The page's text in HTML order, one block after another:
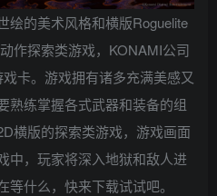
绘的美术风格和横版Roguelite
作探索类游戏，KONAMI公司
卡。游戏拥有诸多充满美感又
熟练掌握各式武器和装备的组
横版的探索类游戏，游戏画面
中，玩家将深入地狱和敌人进
什么，快来下载试试吧。